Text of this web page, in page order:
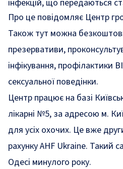
інфекцій, що передаються
Про це повідомляє Центр
Також тут можна
презервативи,
інфікування, профілактики
сексуальної поведінки.
Центр працює на базі
лікарні №5, за адресою м.
для усіх охочих. Це вже
рахунку AHF Ukraine. Такий
Одесі минулого року.